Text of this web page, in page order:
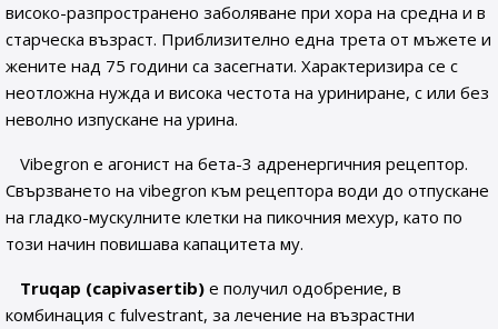
високо-разпространено заболяване при хора на средна и в
старческа възраст. Приблизително една трета от мъжете и
жените над 75 години са засегнати. Характеризира се с
неотложна нужда и висока честота на уриниране, с или без
неволно изпускане на урина.
Vibegron е агонист на бета-3 адренергичния рецептор.
Свързването на vibegron към рецептора води до отпускане
на гладко-мускулните клетки на пикочния мехур, като по
този начин повишава капацитета му.
Truqap (capivasertib) е получил одобрение, в
комбинация с fulvestrant, за лечение на възрастни